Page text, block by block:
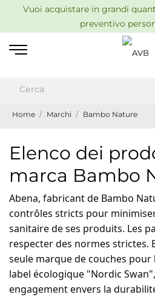
Vuoi acquistare in grandi
preventivo
Home Marchi Bambo Nature
Elenco dei
marca Bambo
Abena, fabricant de Bambo
contrôles stricts pour
sanitaire de ses produits. Les
respecter des normes strictes.
seule marque de couches
label écologique "Nordic
engagement envers la